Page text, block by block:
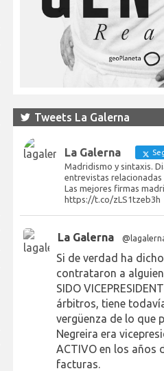
Tweets La Galerna
La Galerna
Madridismo y sintaxis.
entrevistas relacionadas
Las mejores firmas
https://t.co/zLS1tzeb3h
La Galerna
Si de verdad ha
contrataron a
SIDO
árbitros, tiene
vergüenza de lo que
Negreira era
ACTIVO en los años
facturas.